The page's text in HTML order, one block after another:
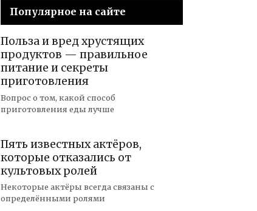
Популярное на сайте
Польза и вред хрустящих
продуктов — правильное
питание и секреты
приготовления
Вопрос о том, какой способ
приготовления еды лучше
Пять известных актёров,
которые отказались от
культовых ролей
Некоторые актёры всегда связаны с
определёнными ролями